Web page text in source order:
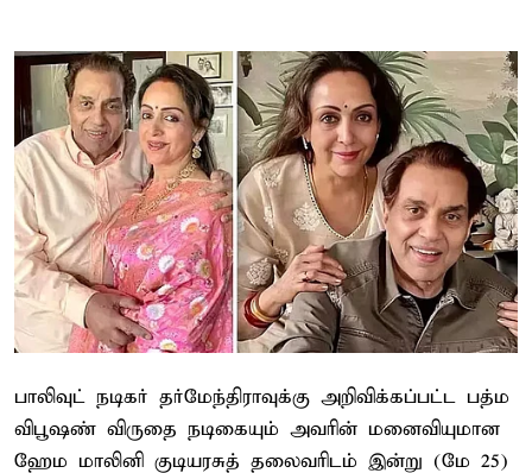
பாலிவுட் நடிகர் தர்மேந்திராவுக்கு அறிவிக்கப்பட்ட பத்ம
விபூஷண் விருதை நடிகையும் அவரின் மனைவியுமான
ஹேம மாலினி குடியரசுத் தலைவரிடம் இன்று (மே 25)